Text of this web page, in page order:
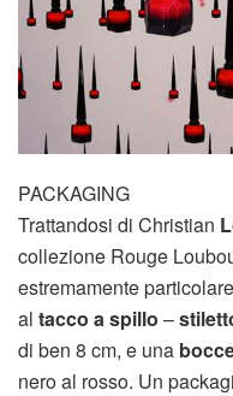
PACKAGING
Trattandosi di Christian
collezione Rouge
estremamente
al tacco a spillo –
di ben 8 cm, e una
nero al rosso. Un